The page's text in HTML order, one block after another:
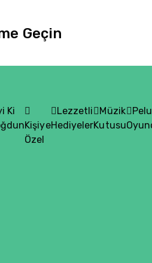
Geçin
Ki
Kişiye
Özel
Lezzetli
Hediyeler
Müzik
Kutusu